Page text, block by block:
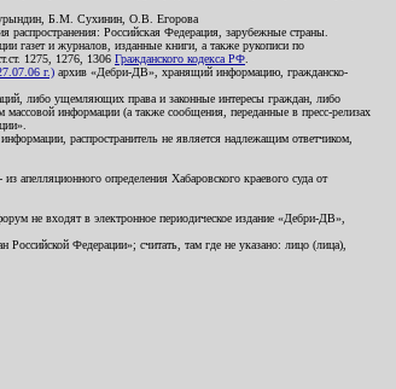
Б.М. Сухинин, О.В. Егорова
Российская Федерация, зарубежные страны.
газет и журналов, изданные книги, а также рукописи по
1275, 1276, 1306 Гражданского кодекса РФ
г.) архив «Дебри-ДВ», хранящий информацию, гражданско-
либо ущемляющих права и законные интересы граждан, либо
информации (а также сообщения, переданные в пресс-релизах
распространитель не является надлежащим ответчиком,
определения Хабаровского краевого суда от
не входят в электронное периодическое издание «Дебри-ДВ»,
Федерации»; считать, там где не указано: лицо (лица),